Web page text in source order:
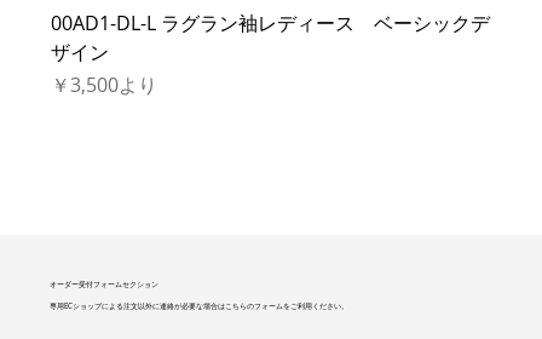
オーダー受付フォームセクション
専用ECショップによる注文以外に連絡が必要な場合はこちらのフォームをご利用ください。
00AD1-DL-L ラグラン袖レディース ベーシックデ
ザイン
￥3,500より
セール価格